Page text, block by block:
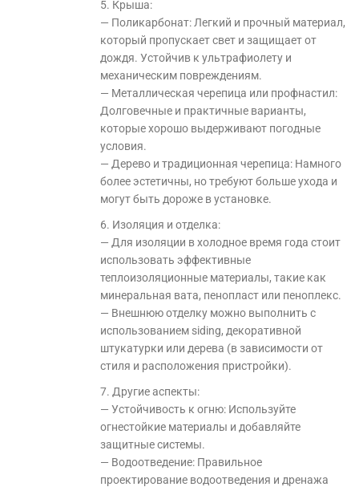
5. Крыша:
— Поликарбонат: Легкий и прочный материал,
который пропускает свет и защищает от
дождя. Устойчив к ультрафиолету и
механическим повреждениям.
— Металлическая черепица или профнастил:
Долговечные и практичные варианты,
которые хорошо выдерживают погодные
условия.
— Дерево и традиционная черепица: Намного
более эстетичны, но требуют больше ухода и
могут быть дороже в установке.
6. Изоляция и отделка:
— Для изоляции в холодное время года стоит
использовать эффективные
теплоизоляционные материалы, такие как
минеральная вата, пенопласт или пеноплекс.
— Внешнюю отделку можно выполнить с
использованием siding, декоративной
штукатурки или дерева (в зависимости от
стиля и расположения пристройки).
7. Другие аспекты:
— Устойчивость к огню: Используйте
огнестойкие материалы и добавляйте
защитные системы.
— Водоотведение: Правильное
проектирование водоотведения и дренажа